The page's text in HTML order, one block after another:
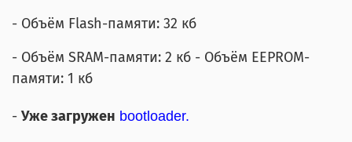
- Объём Flash-памяти: 32 кб
- Объём SRAM-памяти: 2 кб - Объём EEPROM-
памяти: 1 кб
- Уже загружен bootloader.